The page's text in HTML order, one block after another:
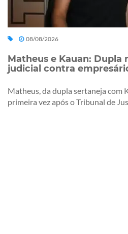
08/08/2026
Matheus e Kauan: Dupla
judicial contra
Matheus, da dupla sertaneja com
primeira vez após o Tribunal de